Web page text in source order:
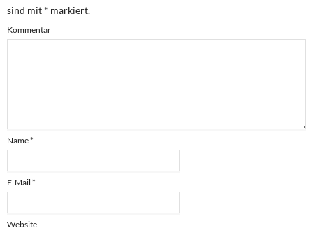
sind mit * markiert.
Kommentar
Name*
E-Mail *
Website